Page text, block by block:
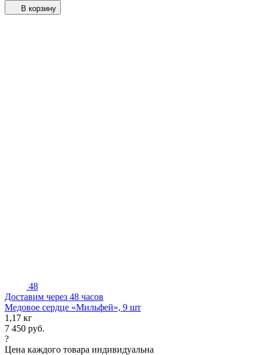
В корзину
48
Доставим через 48 часов
Медовое сердце «Мильфей», 9 шт
1,17 кг
7 450 руб.
?
Цена каждого товара индивидуальна